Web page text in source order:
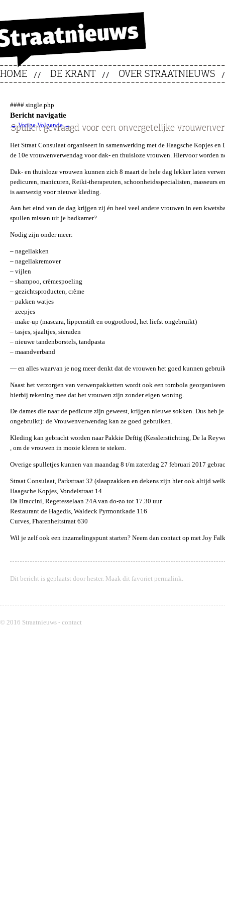
HOME DE KRANT OVER STRAATNIEUWS
#### single.php
Bericht navigatie
←Vorige Volgende→
Spullen gevraagd voor een onvergetelijke
Het Straat Consulaat organiseert in samenwerking met de Haagsche Kopjes en
de 10e vrouwenverwendag voor dak- en thuisloze vrouwen. Hiervoor worden
Dak- en thuisloze vrouwen kunnen zich 8 maart de hele dag lekker laten
pedicuren, manicuren, Reiki-therapeuten, schoonheidsspecialisten, masseurs
is aanwezig voor nieuwe kleding.
Aan het eind van de dag krijgen zij én heel veel andere vrouwen in een
spullen missen uit je badkamer?
Nodig zijn onder meer:
– nagellakken
– nagellakremover
– vijlen
– shampoo, crèmespoeling
– gezichtsproducten, crème
– pakken watjes
– zeepjes
– make-up (mascara, lippenstift en oogpotlood, het liefst ongebruikt)
– tasjes, sjaaltjes, sieraden
– nieuwe tandenborstels, tandpasta
– maandverband
— en alles waarvan je nog meer denkt dat de vrouwen het goed kunnen
Naast het verzorgen van verwenpakketten wordt ook een tombola
hierbij rekening mee dat het vrouwen zijn zonder eigen woning.
De dames die naar de pedicure zijn geweest, krijgen nieuwe sokken. Dus
ongebruikt): de Vrouwenverwendag kan ze goed gebruiken.
Kleding kan gebracht worden naar Pakkie Deftig (Kesslerstichting, De la
, om de vrouwen in mooie kleren te steken.
Overige spulletjes kunnen van maandag 8 t/m zaterdag 27 februari 2017
Straat Consulaat, Parkstraat 32 (slaapzakken en dekens zijn hier ook altijd
Haagsche Kopjes, Vondelstraat 14
Da Braccini, Regetesselaan 24A van do-zo tot 17.30 uur
Restaurant de Hagedis, Waldeck Pyrmontkade 116
Curves, Fharenheitstraat 630
Wil je zelf ook een inzamelingspunt starten? Neem dan contact op met Joy
Dit bericht is geplaatst door hester. Maak dit favoriet permalink
© 2016 Straatnieuws - contact